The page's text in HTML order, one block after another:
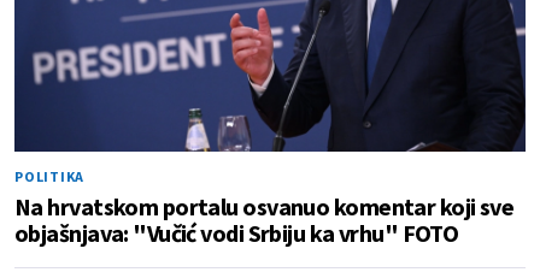
POLITIKA
Na hrvatskom portalu osvanuo komentar koji sve
objašnjava: "Vučić vodi Srbiju ka vrhu" FOTO